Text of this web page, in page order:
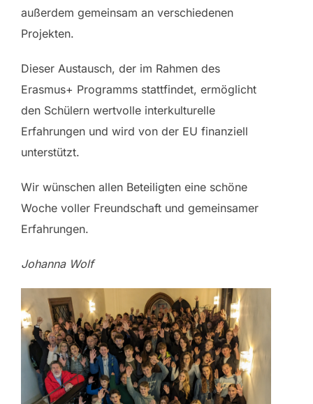
außerdem gemeinsam an verschiedenen
Projekten.
Dieser Austausch, der im Rahmen des
Erasmus+ Programms stattfindet, ermöglicht
den Schülern wertvolle interkulturelle
Erfahrungen und wird von der EU finanziell
unterstützt.
Wir wünschen allen Beteiligten eine schöne
Woche voller Freundschaft und gemeinsamer
Erfahrungen.
Johanna Wolf